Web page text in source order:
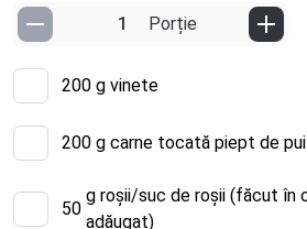
Porție
200 g vinete
200 g carne tocată piept de pui
50
g roșii/suc de roșii (făcut în
adăugat)